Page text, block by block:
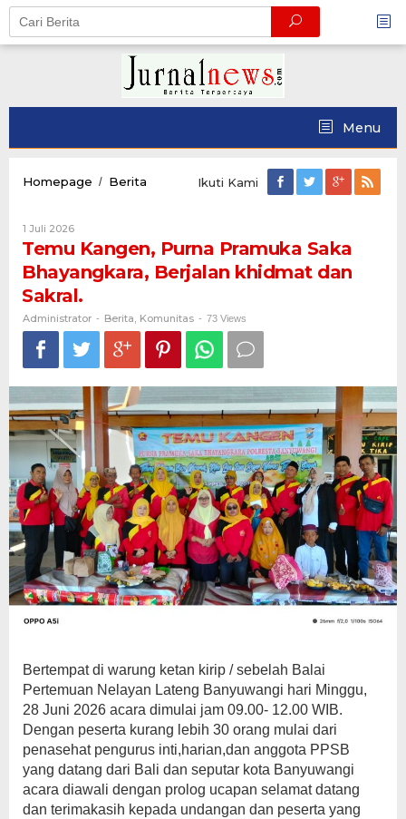
Skip
content
Menu
Homepage / Berita
Saka
Bhayangkara,
Berjalan
Ikuti Kami
1 Juli 2026Oleh
Administrator
Temu Kangen, Purna Pramuka Saka
Bhayangkara, Berjalan khidmat dan
Sakral.
Administrator - Berita, Komunitas - 73 Views
Bertempat di warung ketan kirip / sebelah Balai
Pertemuan Nelayan Lateng Banyuwangi hari Minggu,
28 Juni 2026 acara dimulai jam 09.00- 12.00 WIB.
Dengan peserta kurang lebih 30 orang mulai dari
penasehat pengurus inti,harian,dan anggota PPSB
yang datang dari Bali dan seputar kota Banyuwangi
acara diawali dengan prolog ucapan selamat datang
dan terimakasih kepada undangan dan peserta yang